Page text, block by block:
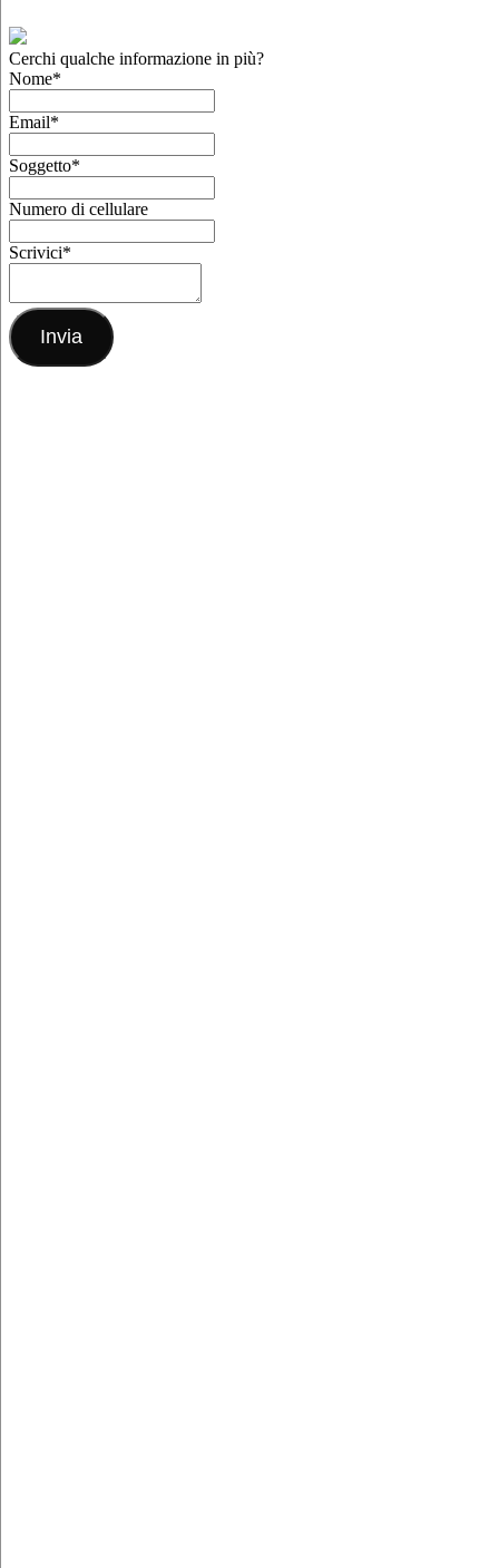
Cerchi qualche informazione in più?
Nome*
Email*
Soggetto*
Numero di cellulare
Scrivici*
Invia